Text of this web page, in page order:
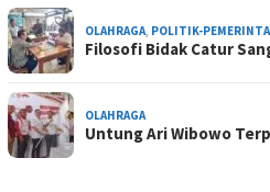
OLAHRAGA, POLITIK-
Filosofi Bidak Catur
OLAHRAGA
Untung Ari Wibowo